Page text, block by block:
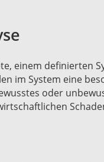
einem definierten
im System eine
oder